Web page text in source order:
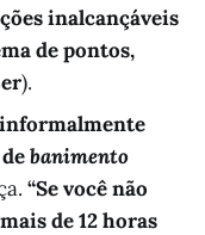
inalcançáveis
de pontos,
).
informalmente
banimento
“Se você não
de 12 horas